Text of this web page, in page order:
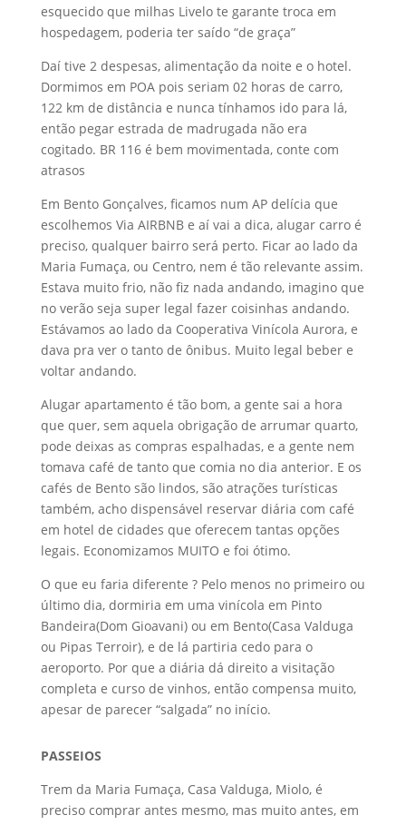
esquecido que milhas Livelo te garante troca em
hospedagem, poderia ter saído “de graça”
Daí tive 2 despesas, alimentação da noite e o hotel.
Dormimos em POA pois seriam 02 horas de carro,
122 km de distância e nunca tínhamos ido para lá,
então pegar estrada de madrugada não era
cogitado. BR 116 é bem movimentada, conte com
atrasos
Em Bento Gonçalves, ficamos num AP delícia que
escolhemos Via AIRBNB e aí vai a dica, alugar carro é
preciso, qualquer bairro será perto. Ficar ao lado da
Maria Fumaça, ou Centro, nem é tão relevante assim.
Estava muito frio, não fiz nada andando, imagino que
no verão seja super legal fazer coisinhas andando.
Estávamos ao lado da Cooperativa Vinícola Aurora, e
dava pra ver o tanto de ônibus. Muito legal beber e
voltar andando.
Alugar apartamento é tão bom, a gente sai a hora
que quer, sem aquela obrigação de arrumar quarto,
pode deixas as compras espalhadas, e a gente nem
tomava café de tanto que comia no dia anterior. E os
cafés de Bento são lindos, são atrações turísticas
também, acho dispensável reservar diária com café
em hotel de cidades que oferecem tantas opções
legais. Economizamos MUITO e foi ótimo.
O que eu faria diferente ? Pelo menos no primeiro ou
último dia, dormiria em uma vinícola em Pinto
Bandeira(Dom Gioavani) ou em Bento(Casa Valduga
ou Pipas Terroir), e de lá partiria cedo para o
aeroporto. Por que a diária dá direito a visitação
completa e curso de vinhos, então compensa muito,
apesar de parecer “salgada” no início.
PASSEIOS
Trem da Maria Fumaça, Casa Valduga, Miolo, é
preciso comprar antes mesmo, mas muito antes, em